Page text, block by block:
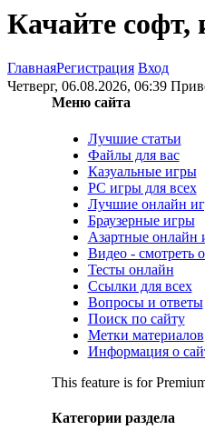
Качайте
ГлавнаяРегистрация Вход
Четверг, 06.08.2026, 06:39
Меню сайта
Лучшие статьи
Файлы для вас
Казуальные игры
PC игры для всех
Лучшие онлайн
Браузерные игры
Азартные онлайн
Видео - смотреть
Тесты онлайн
Ссылки для всех
Вопросы и ответы
Поиск по сайту
Метки материалов
Информация о
This feature is for
Категории раздела